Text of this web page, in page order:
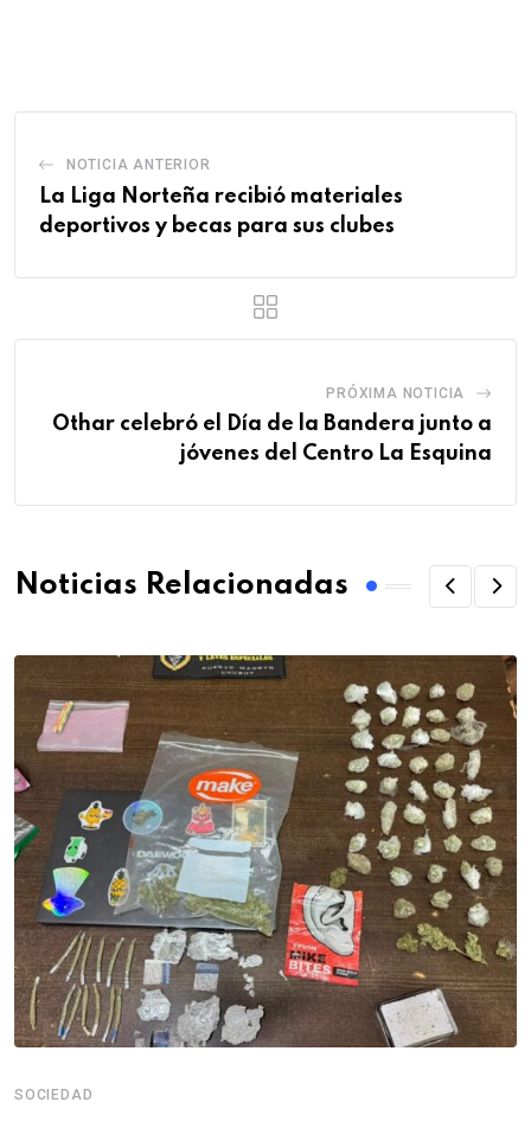
NOTICIA ANTERIOR
La Liga Norteña recibió materiales
deportivos y becas para sus clubes
PRÓXIMA NOTICIA
Othar celebró el Día de la Bandera junto a
jóvenes del Centro La Esquina
Noticias Relacionadas
SOCIEDAD